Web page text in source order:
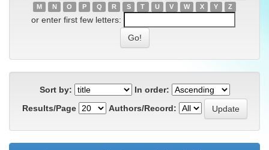
M
N O P Q R S T U V W X Y Z
or enter first few letters:
Sort by:
In order:
Results/Page
Authors/Record: